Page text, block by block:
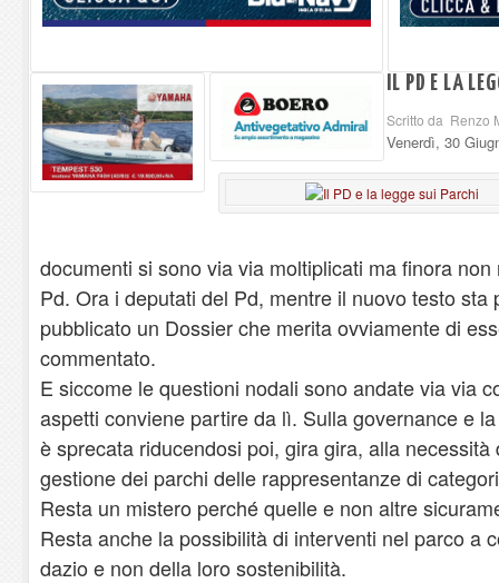
IL PD E LA
Scritto da Renzo
Venerdì, 30
documenti si sono via via moltiplicati ma finora
Pd. Ora i deputati del Pd, mentre il nuovo testo
pubblicato un Dossier che merita ovviamente di
commentato.
E siccome le questioni nodali sono andate via via
aspetti conviene partire da lì. Sulla governance e
è sprecata riducendosi poi, gira gira, alla
gestione dei parchi delle rappresentanze di
Resta un mistero perché quelle e non altre
Resta anche la possibilità di interventi nel parco a
dazio e non della loro sostenibilità.